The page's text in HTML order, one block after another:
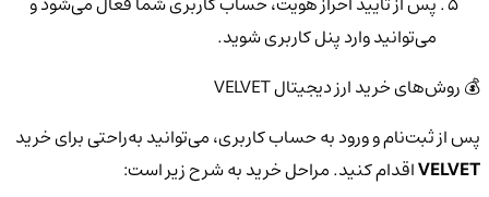
می‌توانید وارد پنل کاربری شوید.
💰 روش‌های خرید ارز دیجیتال VELVET
پس از ثبت‌نام و ورود به حساب کاربری، می‌توانید به‌راحتی برای خرید
VELVETاقدام کنید. مراحل خرید به شرح زیر است: